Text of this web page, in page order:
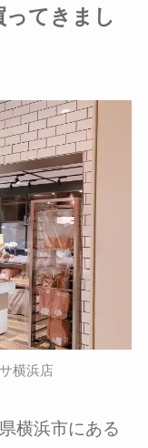
ってきまし
横浜店
横浜市にある